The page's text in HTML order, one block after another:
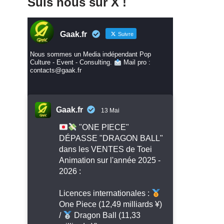
Gaak.fr Suivre
Nous sommes un Media indépendant Pop
Culture - Event - Consulting.
Mail pro :
contacts@gaak.fr
Gaak.fr 13 Mai
"ONE PIECE"
DÉPASSE "DRAGON BALL"
dans les VENTES de Toei
Animation sur l'année 2025 -
2026 :
Licences internationales :
One Piece (12,49 milliards ¥)
/
Dragon Ball (11,33